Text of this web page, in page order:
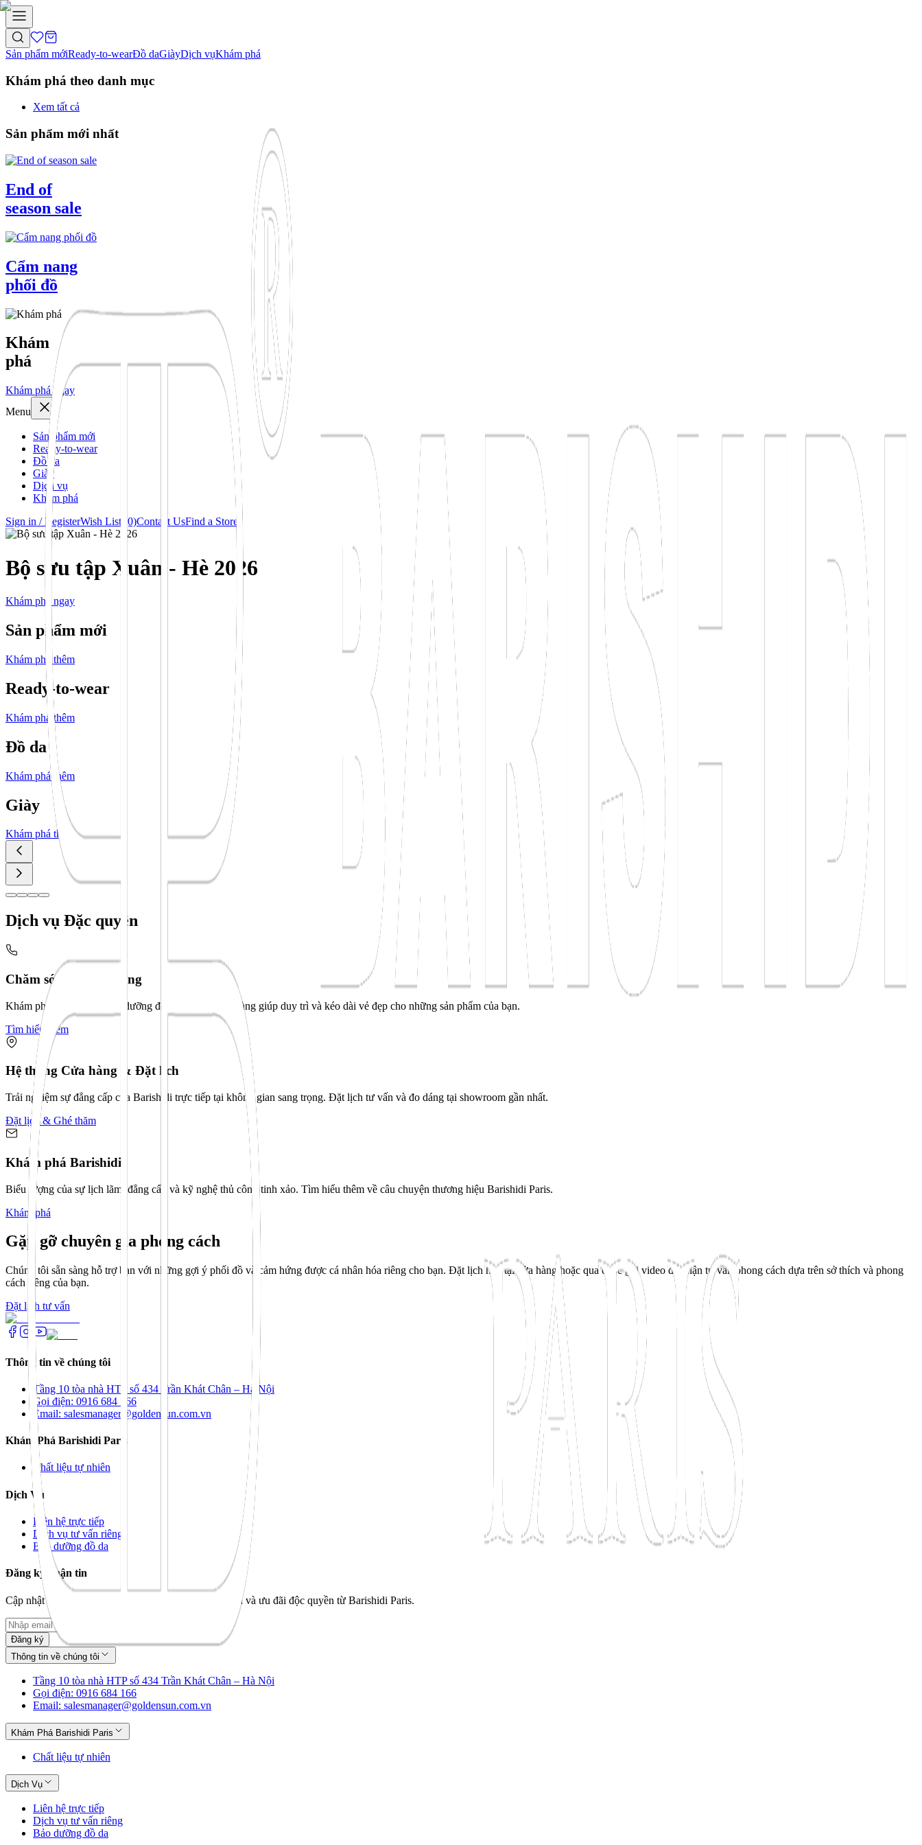
Sản phẩm mớiReady-to-wearĐồ daGiàyDịch vụKhám phá
Khám phá theo danh mục
Xem tất cả
Sản phẩm mới nhất
End of
season sale
Cẩm nang
phối đồ
Khám
phá
Khám phá ngay
Menu
Sản phẩm mới
Ready-to-wear
Đồ da
Giày
Dịch vụ
Khám phá
Sign in / RegisterWish List (0)Contact UsFind a Store
Bộ sưu tập Xuân - Hè 2026
Khám phá ngay
Sản phẩm mới
Khám phá thêm
Ready-to-wear
Khám phá thêm
Đồ da
Khám phá thêm
Giày
Khám phá thêm
Dịch vụ Đặc quyền
Chăm sóc & Bảo dưỡng
Khám phá các dịch vụ bảo dưỡng độc quyền tại cửa hàng giúp duy trì và kéo dài vẻ đẹp cho những sản phẩm của bạn.
Tìm hiểu thêm
Hệ thống Cửa hàng & Đặt lịch
Trải nghiệm sự đẳng cấp của Barishidi trực tiếp tại không gian sang trọng. Đặt lịch tư vấn và đo dáng tại showroom gần nhất.
Đặt lịch & Ghé thăm
Khám phá Barishidi
Biểu tượng của sự lịch lãm, đẳng cấp và kỹ nghệ thủ công tinh xảo. Tìm hiểu thêm về câu chuyện thương hiệu Barishidi Paris.
Khám phá
Gặp gỡ chuyên gia phong cách
Chúng tôi sẵn sàng hỗ trợ bạn với những gợi ý phối đồ và cảm hứng được cá nhân hóa riêng cho bạn. Đặt lịch hẹn tại cửa hàng hoặc qua cuộc gọi video để nhận tư vấn phong cách dựa trên sở thích và phong
cách riêng của bạn.
Đặt lịch tư vấn
Thông tin về chúng tôi
Tầng 10 tòa nhà HTP số 434 Trần Khát Chân – Hà Nội
Gọi điện: 0916 684 166
Email: salesmanager@goldensun.com.vn
Khám Phá Barishidi Paris
Chất liệu tự nhiên
Dịch Vụ
Liên hệ trực tiếp
Dịch vụ tư vấn riêng
Bảo dưỡng đồ da
Đăng ký nhận tin
Cập nhật bộ sưu tập mới nhất, câu chuyện thương hiệu và ưu đãi độc quyền từ Barishidi Paris.
Đăng ký
Thông tin về chúng tôi
Tầng 10 tòa nhà HTP số 434 Trần Khát Chân – Hà Nội
Gọi điện: 0916 684 166
Email: salesmanager@goldensun.com.vn
Khám Phá Barishidi Paris
Chất liệu tự nhiên
Dịch Vụ
Liên hệ trực tiếp
Dịch vụ tư vấn riêng
Bảo dưỡng đồ da